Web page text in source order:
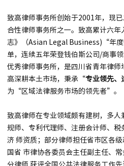
致高律师事务所创始于2001年，现
合性律师事务所之一。致高累计六
志》（Asian Legal Business)“年
单，连续五年荣登钱伯斯公司/商事
优秀律师事务所，是四川省青年律
高深耕本土市场，秉承“专业领先、
为“区域法律服务市场的领先者”。
致高律师在专业领域颇有建树，多
规师、专利代理师、注册会计师、税
济 师资质；部分律师担任省市区各
国省 市律协各委员会主任副主任、
分律师 获评全国公共法律服务工作